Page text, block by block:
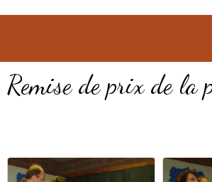
Remise de prix de la